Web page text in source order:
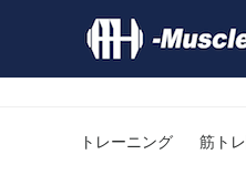
トレーニング 筋ト